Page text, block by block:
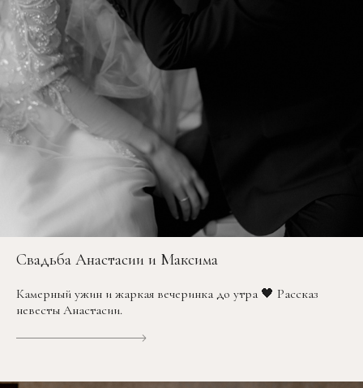
Свадьба Анастасии и Максима
Камерный ужин и жаркая вечеринка до утра 🖤 Рассказ
невесты Анастасии.